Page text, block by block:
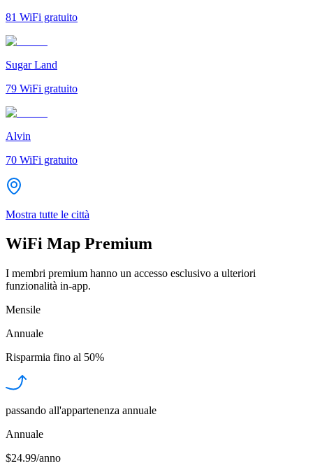
81 WiFi gratuito
Sugar Land
79 WiFi gratuito
Alvin
70 WiFi gratuito
Mostra tutte le città
WiFi Map Premium
I membri premium hanno un accesso esclusivo a ulteriori
funzionalità in-app.
Mensile
Annuale
Risparmia fino al 50%
passando all'appartenenza annuale
Annuale
$24.99/anno